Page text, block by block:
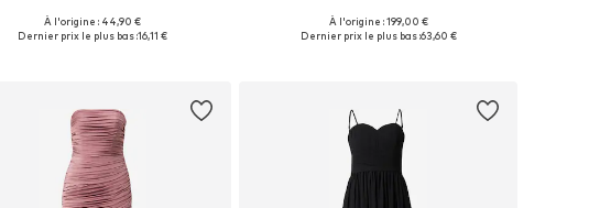
Tailles disponibles: One Size
À l'origine : 44,90 €
Dernier prix le plus bas :16,11 €
Tailles disponibles: 34, 36, 38, 40, 42
À l'origine : 199,00 €
Dernier prix le plus bas :63,60 €